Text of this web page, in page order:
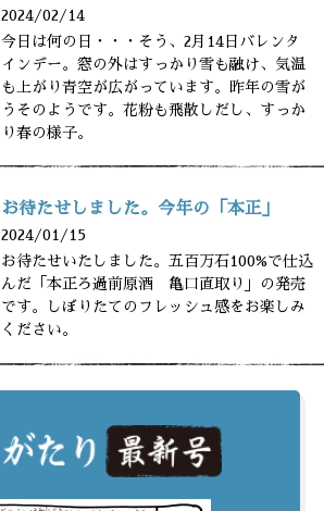
2024/02/14
今日は何の日・・・そう、2月14日バレンタ
インデー。窓の外はすっかり雪も融け、気温
も上がり青空が広がっています。昨年の雪が
うそのようです。花粉も飛散しだし、すっか
り春の様子。
お待たせしました。今年の「本正」
2024/01/15
お待たせいたしました。五百万石100%で仕込
んだ「本正ろ過前原酒 亀口直取り」の発売
です。しぼりたてのフレッシュ感をお楽しみ
ください。